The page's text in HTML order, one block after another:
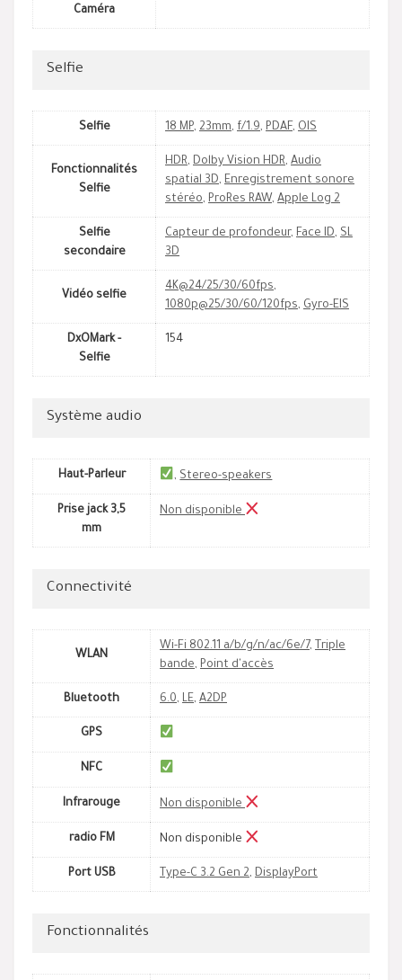
Caméra
Selfie
Selfie 18 MP, 23mm, f/1.9, PDAF, OIS
Fonctionnalités
Selfie
HDR, Dolby Vision HDR, Audio
spatial 3D, Enregistrement sonore
stéréo, ProRes RAW, Apple Log 2
Selfie
secondaire
Capteur de profondeur, Face ID, SL
3D
Vidéo selfie
4K@24/25/30/60fps,
1080p@25/30/60/120fps, Gyro-EIS
DxOMark -
Selfie
154
Système audio
Haut-Parleur ,Stereo-speakers
Prise jack 3,5
mm
Non disponible
Connectivité
WLAN
Wi-Fi 802.11 a/b/g/n/ac/6e/7, Triple
bande, Point d'accès
Bluetooth 6.0, LE, A2DP
GPS
NFC
Infrarouge Non disponible
radio FM Non disponible
Port USB Type-C 3.2 Gen 2, DisplayPort
Fonctionnalités